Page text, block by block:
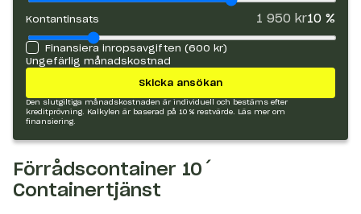
Kontantinsats 1 950 kr10 %
Finansiera inropsavgiften (600 kr)
Ungefärlig månadskostnad
Skicka ansökan
Den slutgiltiga månadskostnaden är individuell och bestäms efter
kreditprövning. Kalkylen är baserad på 10 % restvärde.
Läs mer om
finansiering.
Förrådscontainer 10´
Containertjänst